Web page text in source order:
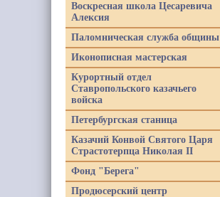
Воскресная школа Цесаревича
Алексия
Паломническая служба общины
Иконописная мастерская
Курортный отдел
Ставропольского казачьего
войска
Петербургская станица
Казачий Конвой Святого Царя
Страстотерпца Николая II
Фонд "Берега"
Продюсерский центр